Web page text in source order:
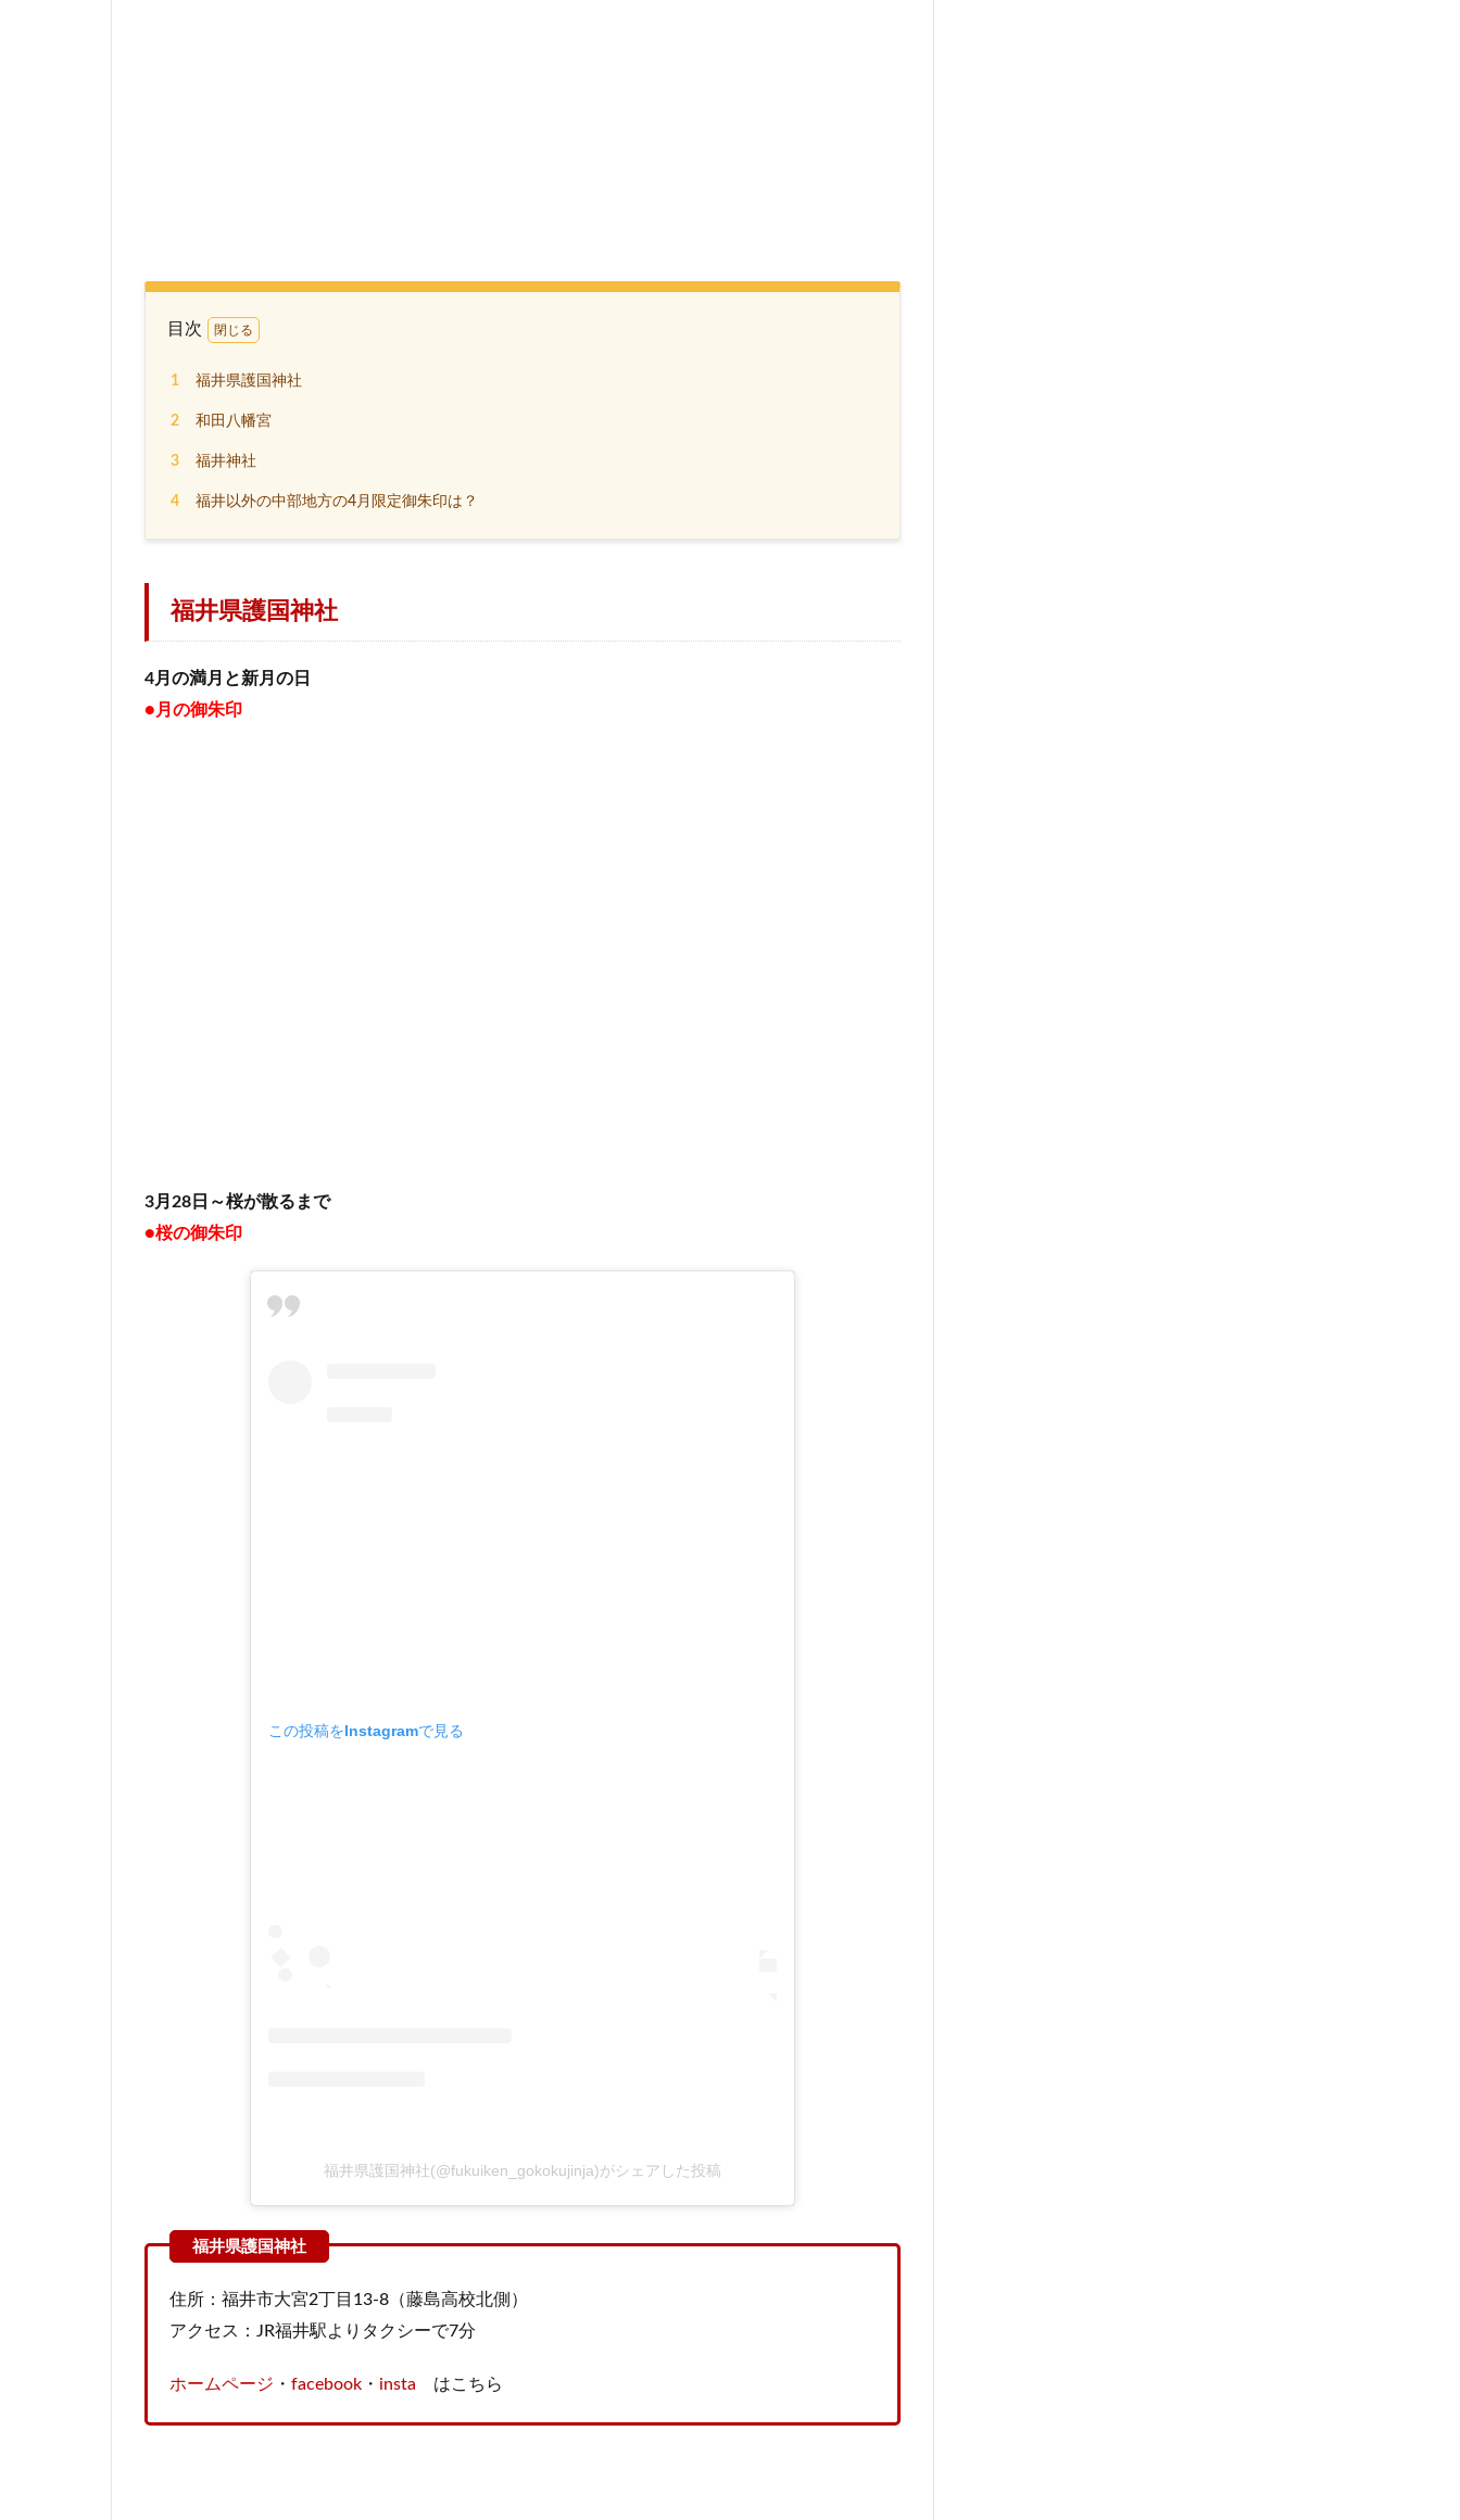
目次
1 福井県護国神社
2 和田八幡宮
3 福井神社
4 福井以外の中部地方の4月限定御朱印は？
福井県護国神社
4月の満月と新月の日
●月の御朱印
3月28日～桜が散るまで
●桜の御朱印
この投稿をInstagramで見る
福井県護国神社(@fukuiken_gokokujinja)がシェアした投稿
住所：福井市大宮2丁目13-8（藤島高校北側）
アクセス：JR福井駅よりタクシーで7分
ホームページ ・ facebook ・ insta はこちら